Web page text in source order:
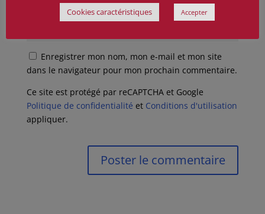
Enregistrer mon nom, mon e-mail et mon site
dans le navigateur pour mon prochain commentaire.
Ce site est protégé par reCAPTCHA et Google
Politique de confidentialité et Conditions d'utilisation
appliquer.
Cookies caractéristiques Accepter